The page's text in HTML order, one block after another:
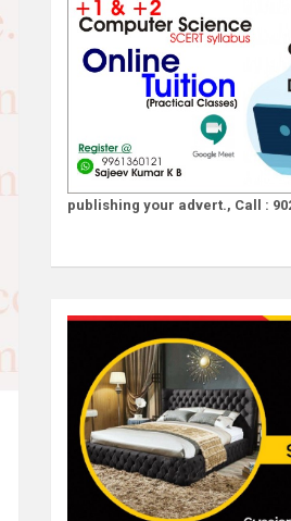
publishing your advert., Call :